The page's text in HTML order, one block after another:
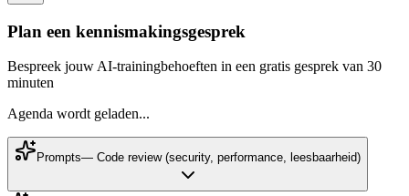
Plan een kennismakingsgesprek
Bespreek jouw AI-trainingbehoeften in een gratis gesprek van 30
minuten
Agenda wordt geladen...
Prompts— Code review (security, performance, leesbaarheid)